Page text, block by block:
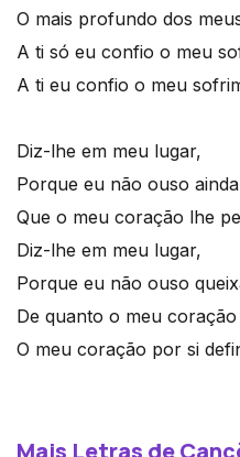
O mais profundo dos
A ti só eu confio o meu
A ti eu confio o meu
Diz-lhe em meu lugar,
Porque eu não ouso
Que o meu coração lhe
Diz-lhe em meu lugar,
Porque eu não ouso
De quanto o meu
O meu coração por si
Mais Letras de